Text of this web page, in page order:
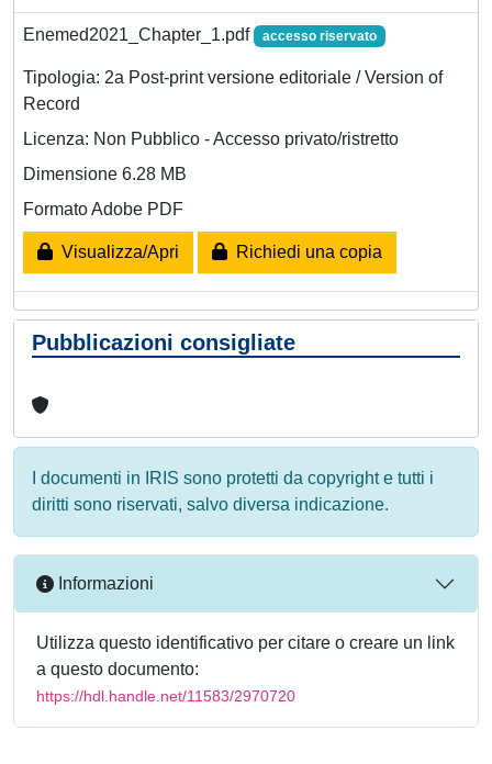
Enemed2021_Chapter_1.pdf accesso riservato
Tipologia: 2a Post-print versione editoriale / Version of
Record
Licenza: Non Pubblico - Accesso privato/ristretto
Dimensione 6.28 MB
Formato Adobe PDF
Visualizza/Apri Richiedi una copia
Pubblicazioni consigliate
I documenti in IRIS sono protetti da copyright e tutti i
diritti sono riservati, salvo diversa indicazione.
Informazioni
Utilizza questo identificativo per citare o creare un link
a questo documento:
https://hdl.handle.net/11583/2970720